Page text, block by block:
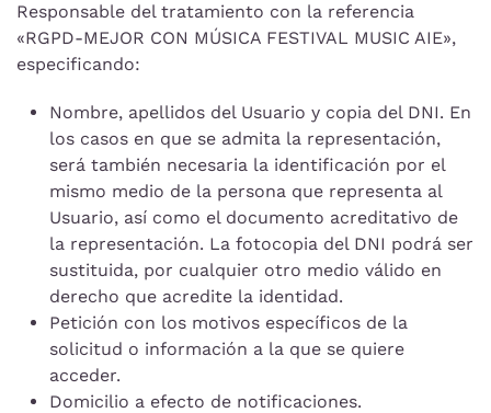
Responsable del tratamiento con la referencia
«RGPD-MEJOR CON MÚSICA FESTIVAL MUSIC AIE»,
especificando:
Nombre, apellidos del Usuario y copia del DNI. En
los casos en que se admita la representación,
será también necesaria la identificación por el
mismo medio de la persona que representa al
Usuario, así como el documento acreditativo de
la representación. La fotocopia del DNI podrá ser
sustituida, por cualquier otro medio válido en
derecho que acredite la identidad.
Petición con los motivos específicos de la
solicitud o información a la que se quiere
acceder.
Domicilio a efecto de notificaciones.